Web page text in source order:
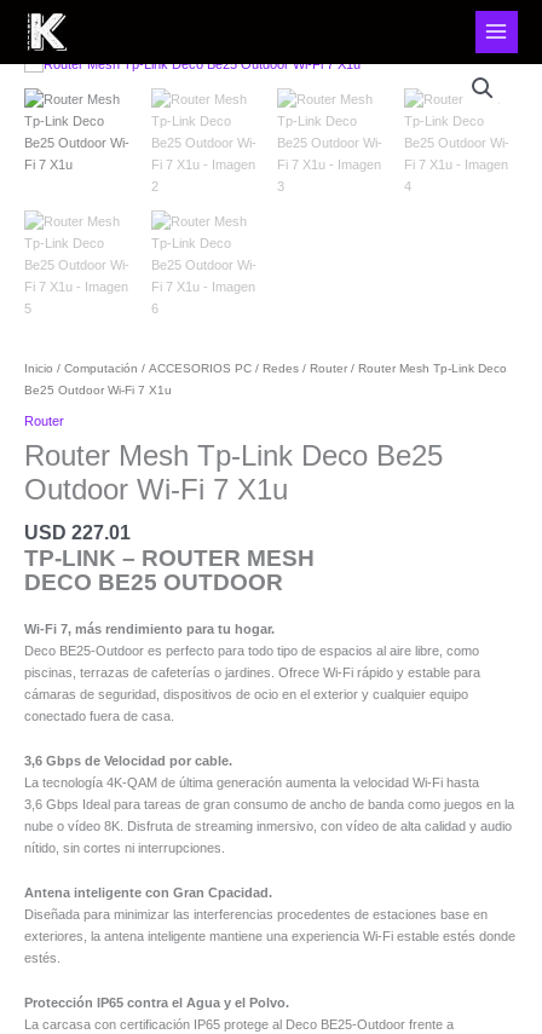
Inicio / Computación / ACCESORIOS PC / Redes / Router / Router Mesh Tp-Link Deco
Be25 Outdoor Wi-Fi 7 X1u
Router
Router Mesh Tp-Link Deco Be25
Outdoor Wi-Fi 7 X1u
USD 227.01
TP-LINK – ROUTER MESH
DECO BE25 OUTDOOR
Wi-Fi 7, más rendimiento para tu hogar.
Deco BE25-Outdoor es perfecto para todo tipo de espacios al aire libre, como
piscinas, terrazas de cafeterías o jardines. Ofrece Wi-Fi rápido y estable para
cámaras de seguridad, dispositivos de ocio en el exterior y cualquier equipo
conectado fuera de casa.
3,6 Gbps de Velocidad por cable.
La tecnología 4K-QAM de última generación aumenta la velocidad Wi-Fi hasta
3,6 Gbps Ideal para tareas de gran consumo de ancho de banda como juegos en la
nube o vídeo 8K. Disfruta de streaming inmersivo, con vídeo de alta calidad y audio
nítido, sin cortes ni interrupciones.
Antena inteligente con Gran Cpacidad.
Diseñada para minimizar las interferencias procedentes de estaciones base en
exteriores, la antena inteligente mantiene una experiencia Wi-Fi estable estés donde
estés.
Protección IP65 contra el Agua y el Polvo.
La carcasa con certificación IP65 protege al Deco BE25-Outdoor frente a
Router
Tp-
Link
Deco
Be25
Wi-
Fi
7
X1u
cantidad